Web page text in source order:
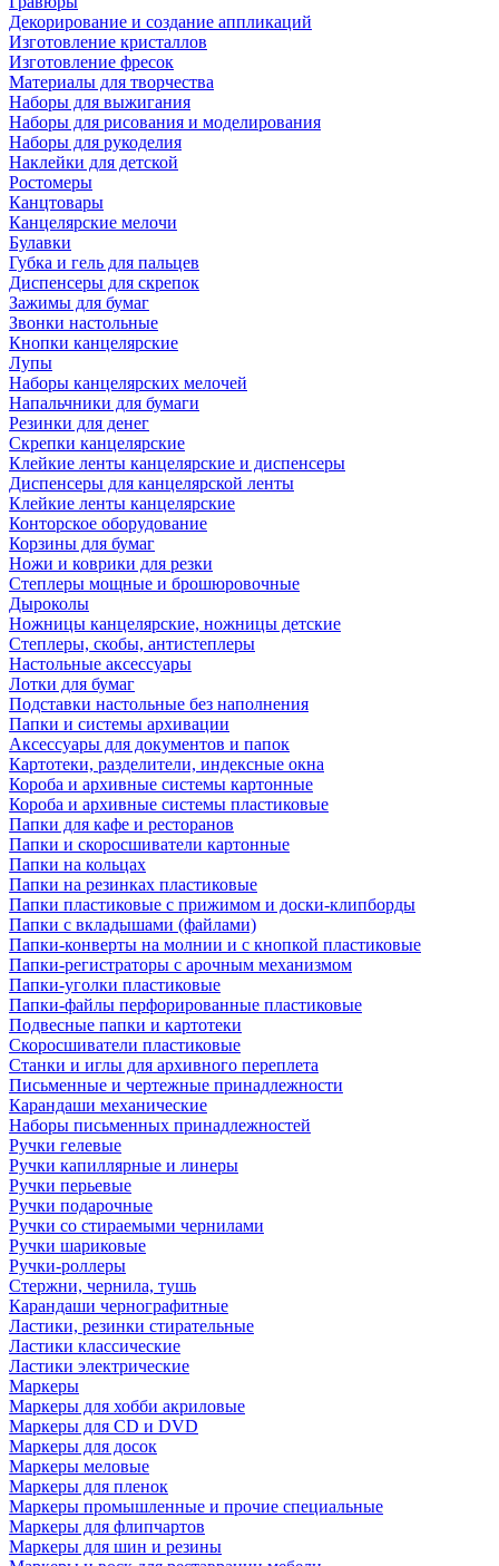
Декорирование и создание аппликаций
Изготовление кристаллов
Изготовление фресок
Материалы для творчества
Наборы для выжигания
Наборы для рисования и моделирования
Наборы для рукоделия
Наклейки для детской
Ростомеры
Канцтовары
Канцелярские мелочи
Булавки
Губка и гель для пальцев
Диспенсеры для скрепок
Зажимы для бумаг
Звонки настольные
Кнопки канцелярские
Лупы
Наборы канцелярских мелочей
Напальчники для бумаги
Резинки для денег
Скрепки канцелярские
Клейкие ленты канцелярские и диспенсеры
Диспенсеры для канцелярской ленты
Клейкие ленты канцелярские
Конторское оборудование
Корзины для бумаг
Ножи и коврики для резки
Степлеры мощные и брошюровочные
Дыроколы
Ножницы канцелярские, ножницы детские
Степлеры, скобы, антистеплеры
Настольные аксессуары
Лотки для бумаг
Подставки настольные без наполнения
Папки и системы архивации
Аксессуары для документов и папок
Картотеки, разделители, индексные окна
Короба и архивные системы картонные
Короба и архивные системы пластиковые
Папки для кафе и ресторанов
Папки и скоросшиватели картонные
Папки на кольцах
Папки на резинках пластиковые
Папки пластиковые с прижимом и доски-клипборды
Папки с вкладышами (файлами)
Папки-конверты на молнии и с кнопкой пластиковые
Папки-регистраторы с арочным механизмом
Папки-уголки пластиковые
Папки-файлы перфорированные пластиковые
Подвесные папки и картотеки
Скоросшиватели пластиковые
Станки и иглы для архивного переплета
Письменные и чертежные принадлежности
Карандаши механические
Наборы письменных принадлежностей
Ручки гелевые
Ручки капиллярные и линеры
Ручки перьевые
Ручки подарочные
Ручки со стираемыми чернилами
Ручки шариковые
Ручки-роллеры
Стержни, чернила, тушь
Карандаши чернографитные
Ластики, резинки стирательные
Ластики классические
Ластики электрические
Маркеры
Маркеры для хобби акриловые
Маркеры для CD и DVD
Маркеры для досок
Маркеры меловые
Маркеры для пленок
Маркеры промышленные и прочие специальные
Маркеры для флипчартов
Маркеры для шин и резины